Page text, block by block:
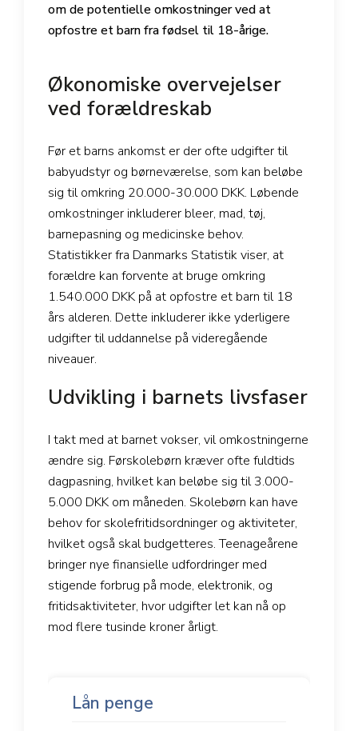
om de potentielle omkostninger ved at
opfostre et barn fra fødsel til 18-årige.
Økonomiske overvejelser
ved forældreskab
Før et barns ankomst er der ofte udgifter til
babyudstyr og børneværelse, som kan beløbe
sig til omkring 20.000-30.000 DKK. Løbende
omkostninger inkluderer bleer, mad, tøj,
barnepasning og medicinske behov.
Statistikker fra Danmarks Statistik viser, at
forældre kan forvente at bruge omkring
1.540.000 DKK på at opfostre et barn til 18
års alderen. Dette inkluderer ikke yderligere
udgifter til uddannelse på videregående
niveauer.
Udvikling i barnets livsfaser
I takt med at barnet vokser, vil omkostningerne
ændre sig. Førskolebørn kræver ofte fuldtids
dagpasning, hvilket kan beløbe sig til 3.000-
5.000 DKK om måneden. Skolebørn kan have
behov for skolefritidsordninger og aktiviteter,
hvilket også skal budgetteres. Teenageårene
bringer nye finansielle udfordringer med
stigende forbrug på mode, elektronik, og
fritidsaktiviteter, hvor udgifter let kan nå op
mod flere tusinde kroner årligt.
Lån penge